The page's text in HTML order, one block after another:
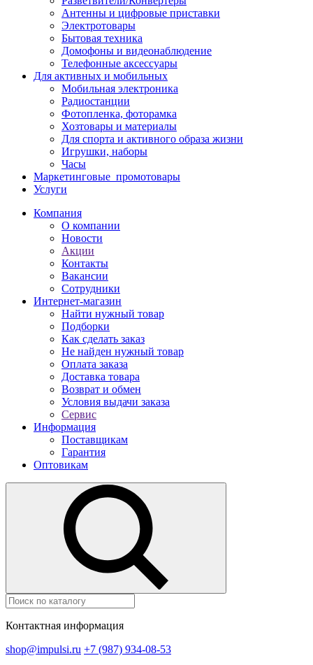
Антенны и цифровые приставки
Электротовары
Бытовая техника
Домофоны и видеонаблюдение
Телефонные аксессуары
Для активных и мобильных
Мобильная электроника
Радиостанции
Фотопленка, фоторамка
Хозтовары и материалы
Для спорта и активного образа жизни
Игрушки, наборы
Часы
Маркетинговые_промотовары
Услуги
Компания
О компании
Новости
Акции
Контакты
Вакансии
Сотрудники
Интернет-магазин
Найти нужный товар
Подборки
Как сделать заказ
Не найден нужный товар
Оплата заказа
Доставка товара
Возврат и обмен
Условия выдачи заказа
Сервис
Информация
Поставщикам
Гарантия
Оптовикам
Контактная информация
shop@impulsi.ru +7 (987) 934-08-53